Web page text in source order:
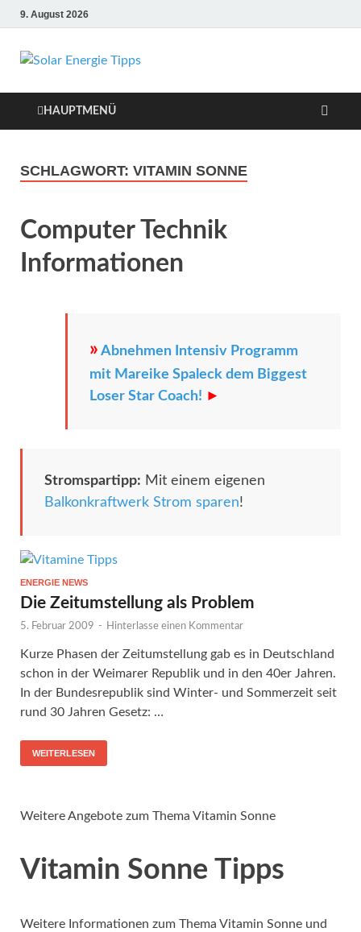
9. August 2026
Solar Energie
Tipps
Informationen und Tipps
HAUPTMENÜ
SCHLAGWORT: VITAMIN SONNE
Computer Technik
Informationen
» Abnehmen Intensiv Programm
mit Mareike Spaleck dem Biggest
Loser Star Coach! ►
Stromspartipp: Mit einem eigenen
Balkonkraftwerk Strom sparen!
ENERGIE NEWS
Die Zeitumstellung als Problem
5. Februar 2009 - Hinterlasse einen Kommentar
Kurze Phasen der Zeitumstellung gab es in Deutschland
schon in der Weimarer Republik und in den 40er Jahren.
In der Bundesrepublik sind Winter- und Sommerzeit seit
rund 30 Jahren Gesetz: …
WEITERLESEN
Weitere Angebote zum Thema Vitamin Sonne
Vitamin Sonne Tipps
Weitere Informationen zum Thema Vitamin Sonne und